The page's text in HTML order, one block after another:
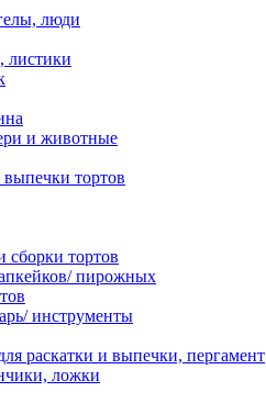
люди
листики
и животные
тортов
сборки тортов
пирожных
инструменты
раскатки и выпечки, пергамент
ложки